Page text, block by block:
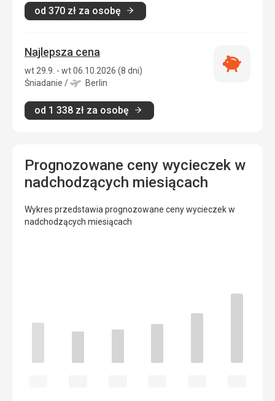
od 370 zł za osobę
Najlepsza cena
wt 29.9. - wt 06.10.2026 (8 dni)
Śniadanie / Berlin
od 1 338 zł za osobę
Najlepsza
Prognozowane ceny wycieczek w
nadchodzących miesiącach
Wykres przedstawia prognozowane ceny wycieczek w
nadchodzących miesiącach